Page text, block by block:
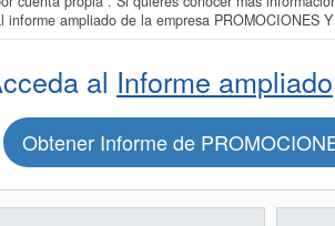
ampliado de la empresa PROMOCIONES
al Informe ampliado
Obtener Informe de